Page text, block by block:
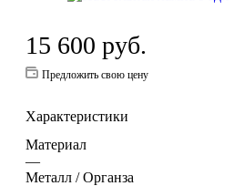
15 600 руб.
Предложить свою цену
Характеристики
Материал
—
Металл / Органза